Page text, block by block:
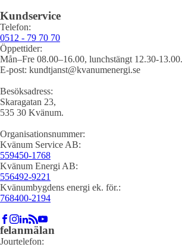
Kundservice
Telefon:
0512 - 79 70 70
Öppettider:
Mån–Fre 08.00–16.00, lunchstängt 12.30-13.00.
E-post: kundtjanst@kvanumenergi.se
Besöksadress:
Skaragatan 23,
535 30 Kvänum.
Organisationsnummer:
Kvänum Service AB:
559450-1768
Kvänum Energi AB:
556492-9221
Kvänumbygdens energi ek. för.:
768400-2194
felanmälan
Jourtelefon: